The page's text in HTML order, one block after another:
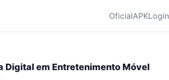
OficialAPKLogin
Digital em Entretenimento Móvel